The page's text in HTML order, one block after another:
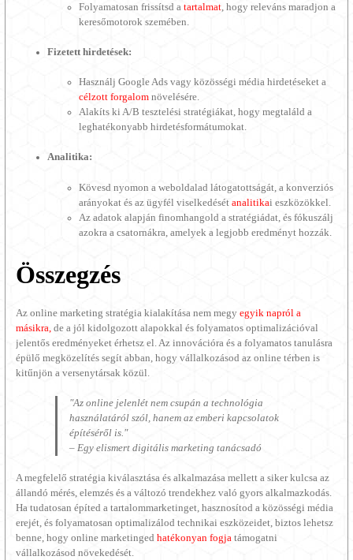
Folyamatosan frissítsd atartalmat , hogy releváns maradjon a
keresőmotorok szemében.
Fizetett hirdetések:
Használj Google Ads vagy közösségi média hirdetéseket a
célzott forgalom növelésére.
Alakíts ki A/B tesztelési stratégiákat, hogy megtaláld a
leghatékonyabb hirdetésformátumokat.
Analitika:
Kövesd nyomon a weboldalad látogatottságát, a konverziós
arányokat és az ügyfél viselkedésétanalitikai eszközökkel.
Az adatok alapján finomhangold a stratégiádat, és fókuszálj
azokra a csatornákra, amelyek a legjobb eredményt hozzák.
Összegzés
Az online marketing stratégia kialakítása nem megyegyik napról a
másikra, de a jól kidolgozott alapokkal és folyamatos optimalizációval
jelentős eredményeket érhetsz el. Az innovációra és a folyamatos tanulásra
épülő megközelítés segít abban, hogy vállalkozásod az online térben is
kitűnjön a versenytársak közül.
"Az online jelenlét nem csupán a technológia
használatáról szól, hanem az emberi kapcsolatok
építéséről is."
– Egy elismert digitális marketing tanácsadó
A megfelelő stratégia kiválasztása és alkalmazása mellett a siker kulcsa az
állandó mérés, elemzés és a változó trendekhez való gyors alkalmazkodás.
Ha tudatosan építed a tartalommarketinget, hasznosítod a közösségi média
erejét, és folyamatosan optimalizálod technikai eszközeidet, biztos lehetsz
benne, hogy online marketingedhatékonyan fogja támogatni
vállalkozásod növekedését.